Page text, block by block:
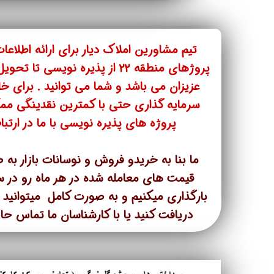
تعاونی ابنیه همسا
تعاونی مسکن
تعاونی آرین ستاره همت غرب
تعاونی خادمین
تیم مشاورین املاک دیار برای ارائه
پروژهای منطقه ۲۲ از پذیره
عزیزان می باشد و شما می توانید . برای
سرمایه گذاری حتی با کمترین نقدینگی
پروژه های پذیره نویسی با ما در
ما بنا به خریدو فروش و نوسانات بازار
بارگذاری میکنیم و به صورت کامل
دریافت کنید یا با کارشناسان ما تماس